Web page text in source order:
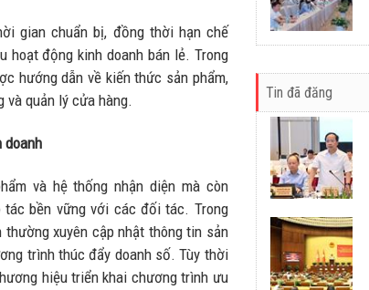
gian chuẩn bị, đồng thời hạn chế
hoạt động kinh doanh bán lẻ. Trong
hướng dẫn về kiến thức sản phẩm,
và quản lý cửa hàng.
doanh
và hệ thống nhận diện mà còn
bền vững với các đối tác. Trong
xuyên cập nhật thông tin sản
trình thúc đẩy doanh số. Tùy thời
hiệu triển khai chương trình ưu
Tin đã đăng